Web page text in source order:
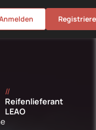
//
Reifenlieferant
LEAO